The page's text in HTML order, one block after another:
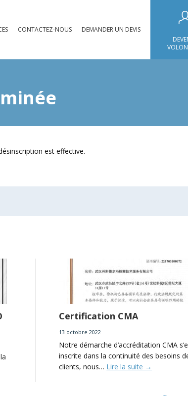
CONTACTEZ-NOUS
DEMANDER UN DEVIS
est effective.
Certification CMA
13 octobre 2022
Notre démarche d’accréditation CMA
inscrite dans la continuité des besoins
clients, nous… Lire la suite →